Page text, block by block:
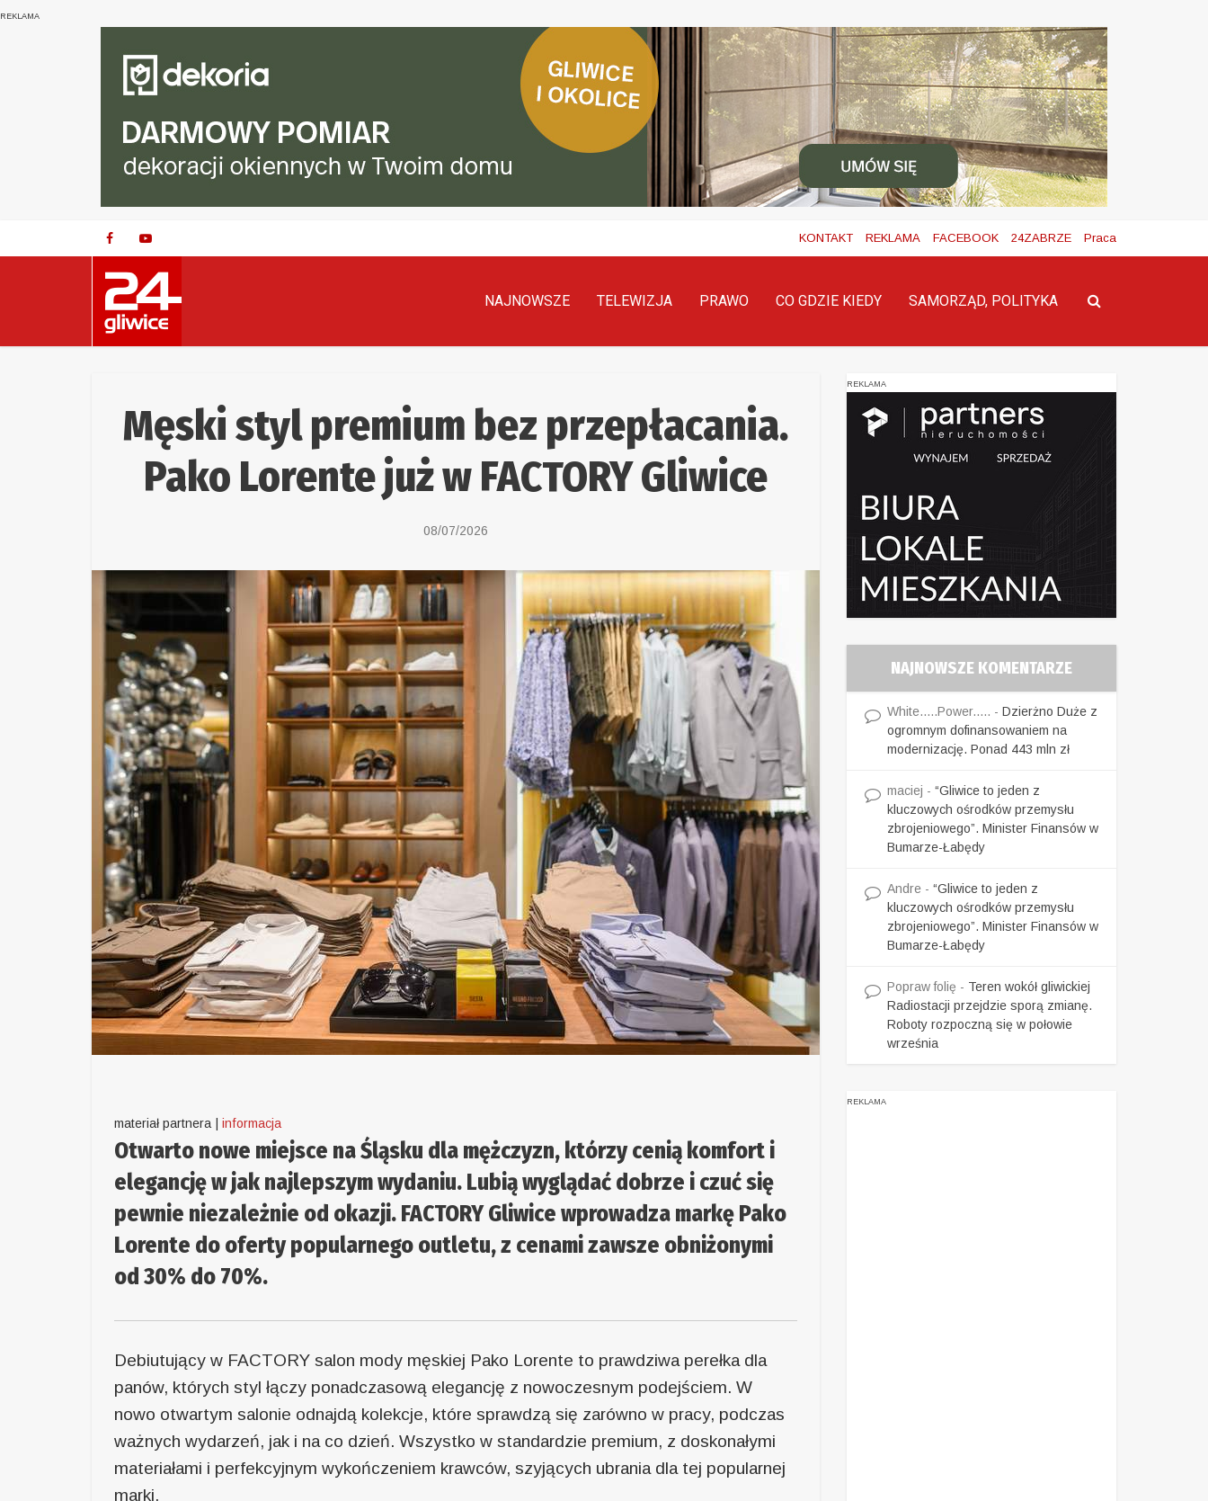
REKLAMA
KONTAKT REKLAMA FACEBOOK 24ZABRZE Praca
NAJNOWSZE TELEWIZJA PRAWO CO GDZIE KIEDY SAMORZĄD, POLITYKA
Męski styl premium bez przepłacania.
Pako Lorente już w FACTORY Gliwice
08/07/2026
materiał partnera | informacja
Otwarto nowe miejsce na Śląsku dla mężczyzn, którzy cenią komfort i
elegancję w jak najlepszym wydaniu. Lubią wyglądać dobrze i czuć się
pewnie niezależnie od okazji. FACTORY Gliwice wprowadza markę Pako
Lorente do oferty popularnego outletu, z cenami zawsze obniżonymi
od 30% do 70%.
Debiutujący w FACTORY salon mody męskiej Pako Lorente to prawdziwa perełka dla
panów, których styl łączy ponadczasową elegancję z nowoczesnym podejściem. W
nowo otwartym salonie odnajdą kolekcje, które sprawdzą się zarówno w pracy, podczas
ważnych wydarzeń, jak i na co dzień. Wszystko w standardzie premium, z doskonałymi
materiałami i perfekcyjnym wykończeniem krawców, szyjących ubrania dla tej popularnej
marki.
REKLAMA
NAJNOWSZE KOMENTARZE
White.....Power..... - Dzierżno Duże z
ogromnym dofinansowaniem na
modernizację. Ponad 443 mln zł
maciej - “Gliwice to jeden z
kluczowych ośrodków przemysłu
zbrojeniowego”. Minister Finansów w
Bumarze-Łabędy
Andre - “Gliwice to jeden z
kluczowych ośrodków przemysłu
zbrojeniowego”. Minister Finansów w
Bumarze-Łabędy
Popraw folię - Teren wokół gliwickiej
Radiostacji przejdzie sporą zmianę.
Roboty rozpoczną się w połowie
września
REKLAMA